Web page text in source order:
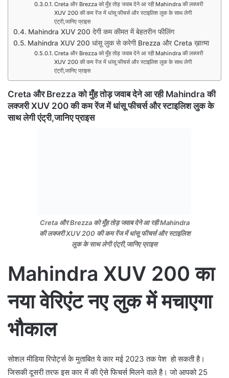
Creta और Brezza को मुँह तोड़ जवाब देने आ रही Mahindra की लक्जरी
XUV 200 की कम रेंज में धांसू फीचर्स और स्टाइलिश लुक के साथ लेगी
एंट्री,जानिए प्राइस
Mahindra XUV 200 देगी कम कीमत में बेहतरीन फीलिंग
Mahindra XUV 200 धांसू लुक से करेगी Brezza और Creta ख़ात्मा
Creta और Brezza को मुँह तोड़ जवाब देने आ रही Mahindra की लक्जरी
XUV 200 की कम रेंज में धांसू फीचर्स और स्टाइलिश लुक के साथ लेगी
एंट्री,जानिए प्राइस
Creta और Brezza को मुँह तोड़ जवाब देने आ रही Mahindra की
लक्जरी XUV 200 की कम रेंज में धांसू फीचर्स और स्टाइलिश लुक के
साथ लेगी एंट्री,जानिए प्राइस
Creta और Brezza को मुँह तोड़ जवाब देने आ रही Mahindra
की लक्जरी XUV 200 की कम रेंज में धांसू फीचर्स और स्टाइलिश
लुक के साथ लेगी एंट्री,जानिए प्राइस
Mahindra XUV 200 का
नया वेरिएंट नए लुक में मचाएगा
भौकाल
सोशल मीडिया रिपोर्ट्स के मुताबित ये कार मई 2023 तक पेश हो सकती है।
जिसकी दूसरी तरफ इस कार में की ऐसे फिचर्स मिलने वाले है। जो आपको 25